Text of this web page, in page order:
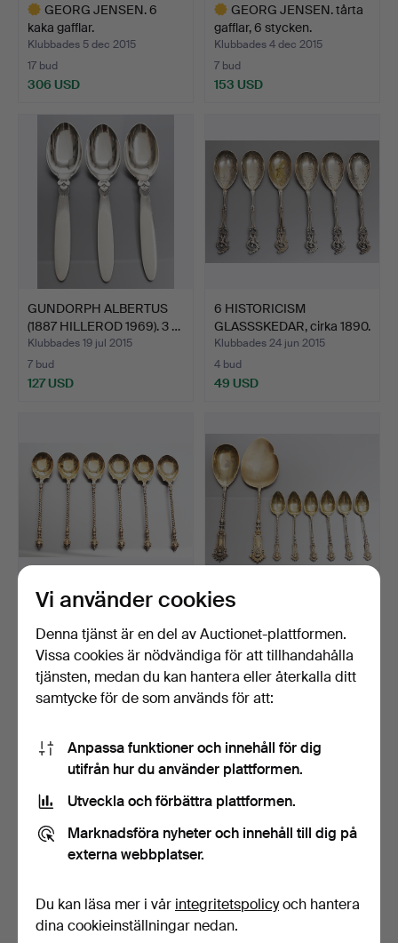
GEORG JENSEN. 6
kaka gafflar.
Klubbades 5 dec 2015
17 bud
306 USD
föremål
GEORG JENSEN. tårta
gafflar, 6 stycken.
Klubbades 4 dec 2015
7 bud
153 USD
GUNDORPH ALBERTUS
(1887 HILLEROD 1969). 3 …
Klubbades 19 jul 2015
7 bud
127 USD
6 HISTORICISM
GLASSSKEDAR, cirka 1890.
Klubbades 24 jun 2015
4 bud
49 USD
6 HISTORICISM
MOCKASKEDAR, ca 1890.
Klubbades 24 jun 2015
2 bud
41 USD
2 HISTORICISM
PRESENTATION & 6
mocka sked,…
Klubbades 22 jun 2015
3 bud
56 USD
GUNDORPH ALBERTUS
(1887 HILLEROD 1969). 7 …
GUNDORPH ALBERTUS
(1887 HILLEROD 1969). 8 …
Vi använder cookies
Denna tjänst är en del av Auctionet-plattformen.
Vissa cookies är nödvändiga för att tillhandahålla
tjänsten, medan du kan hantera eller återkalla ditt
samtycke för de som används för att:
Anpassa funktioner och innehåll för dig
utifrån hur du använder plattformen.
Utveckla och förbättra plattformen.
Marknadsföra nyheter och innehåll till dig på
externa webbplatser.
Du kan läsa mer i vår integritetspolicyoch hantera
dina cookieinställningar nedan.